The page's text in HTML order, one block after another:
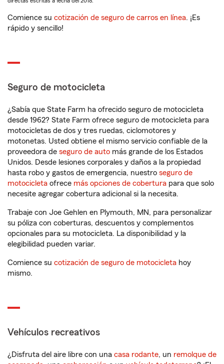
Comience su cotización de seguro de carros en línea. ¡Es
rápido y sencillo!
Seguro de motocicleta
¿Sabía que State Farm ha ofrecido seguro de motocicleta
desde 1962? State Farm ofrece seguro de motocicleta para
motocicletas de dos y tres ruedas, ciclomotores y
motonetas. Usted obtiene el mismo servicio confiable de la
proveedora de seguro de auto más grande de los Estados
Unidos. Desde lesiones corporales y daños a la propiedad
hasta robo y gastos de emergencia, nuestro seguro de
motocicleta ofrece más opciones de cobertura para que solo
necesite agregar cobertura adicional si la necesita.
Trabaje con Joe Gehlen en Plymouth, MN, para personalizar
su póliza con coberturas, descuentos y complementos
opcionales para su motocicleta. La disponibilidad y la
elegibilidad pueden variar.
Comience su cotización de seguro de motocicleta hoy
mismo.
Vehículos recreativos
¿Disfruta del aire libre con una casa rodante, un remolque de